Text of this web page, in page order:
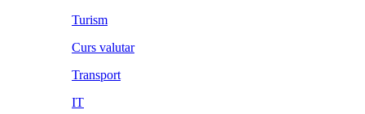
Turism
Curs valutar
Transport
IT